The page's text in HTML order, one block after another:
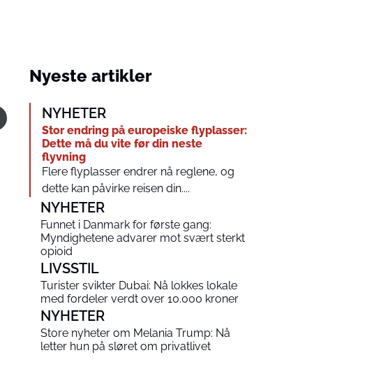
Nyeste artikler
NYHETER
Stor endring på europeiske flyplasser:
Dette må du vite før din neste
flyvning
Flere flyplasser endrer nå reglene, og
dette kan påvirke reisen din....
NYHETER
Funnet i Danmark for første gang:
Myndighetene advarer mot svært sterkt
opioid
LIVSSTIL
Turister svikter Dubai: Nå lokkes lokale
med fordeler verdt over 10.000 kroner
NYHETER
Store nyheter om Melania Trump: Nå
letter hun på sløret om privatlivet